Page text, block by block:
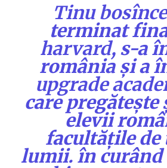
Tinu
terminat
harvard, s-a
românia și a
upgrade
care
elevii
facultățile de
lumii. în curând